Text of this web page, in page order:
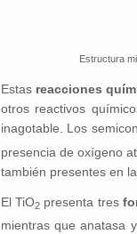
Estructura
Estas reacciones
otros reactivos
inagotable. Los
presencia de oxígeno
también presentes en
El TiO2presenta tres
mientras que anatasa